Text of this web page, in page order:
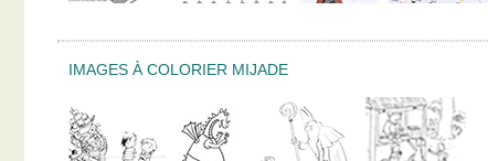
IMAGES À COLORIER MIJADE